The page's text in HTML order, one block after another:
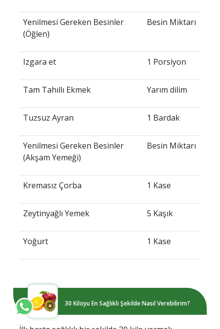
Yenilmesi Gereken Besinler
(Öğlen)
Besin Miktarı
Izgara et 1 Porsiyon
Tam Tahıllı Ekmek Yarım dilim
Tuzsuz Ayran 1 Bardak
Yenilmesi Gereken Besinler
(Akşam Yemeği)
Besin Miktarı
Kremasız Çorba 1 Kase
Zeytinyağlı Yemek 5 Kaşık
Yoğurt 1 Kase
30 Kiloyu En Sağlıklı Şekilde Nasıl Verebilirim?